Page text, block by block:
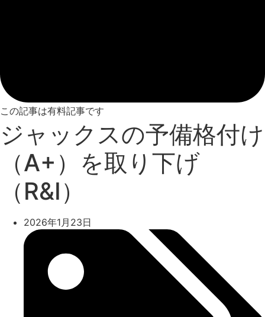
この記事は有料記事です
ジャックスの予備格付け
（A+）を取り下げ
（R&I）
2026年1月23日